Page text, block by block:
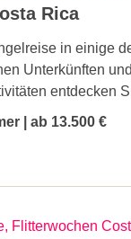
Rica
in einige
Unterkünften
entdecken
| ab 13.500 €